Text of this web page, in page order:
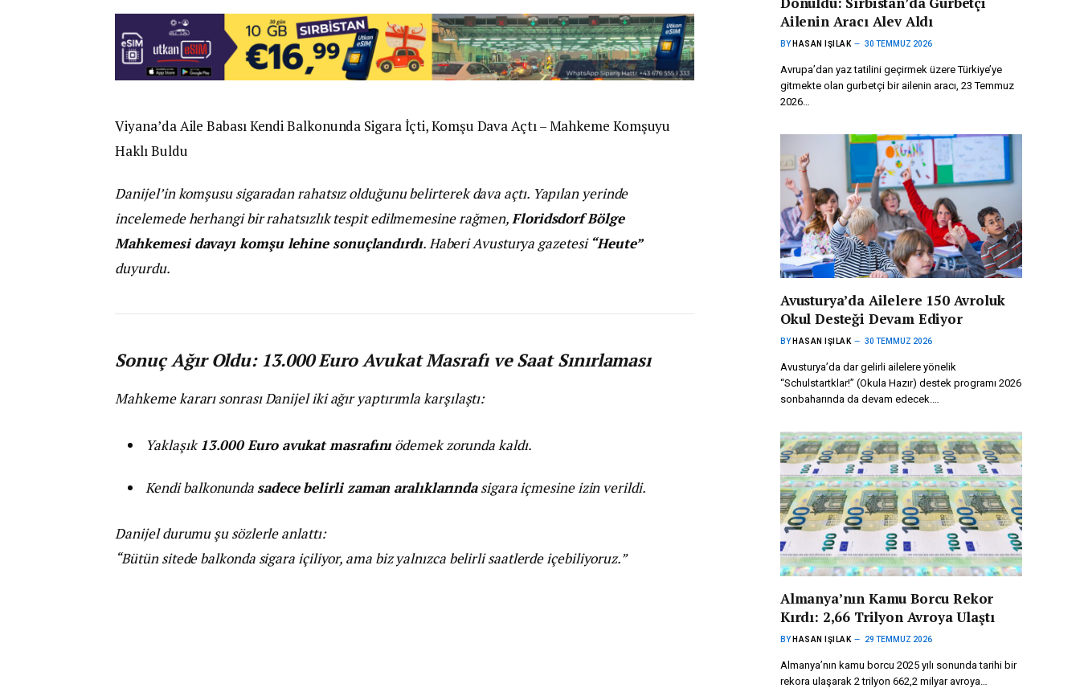
Viyana’da Aile Babası Kendi Balkonunda Sigara İçti, Komşu Dava Açtı – Mahkeme Komşuyu
Haklı Buldu
Danijel’in komşusu sigaradan rahatsız olduğunu belirterek dava açtı. Yapılan yerinde
incelemede herhangi bir rahatsızlık tespit edilmemesine rağmen,Floridsdorf Bölge
Mahkemesi davayı komşu lehine sonuçlandırdı. Haberi Avusturya gazetesi “Heute”
duyurdu.
Sonuç Ağır Oldu: 13.000 Euro Avukat Masrafı ve Saat Sınırlaması
Mahkeme kararı sonrası Danijel iki ağır yaptırımla karşılaştı:
Yaklaşık 13.000 Euro avukat masrafınıödemek zorunda kaldı.
Kendi balkonundasadece belirli zaman aralıklarındasigara içmesine izin verildi.
Danijel durumu şu sözlerle anlattı:
“Bütün sitede balkonda sigara içiliyor, ama biz yalnızca belirli saatlerde içebiliyoruz.”
Ailenin Aracı Alev Aldı
BY HASAN IŞILAK 30 TEMMUZ 2026
Avrupa’dan yaz tatilini geçirmek üzere Türkiye’ye
gitmekte olan gurbetçi bir ailenin aracı, 23 Temmuz
2026…
Avusturya’da Ailelere 150 Avroluk
Okul Desteği Devam Ediyor
BY HASAN IŞILAK 30 TEMMUZ 2026
Avusturya’da dar gelirli ailelere yönelik
“Schulstartklar!” (Okula Hazır) destek programı 2026
sonbaharında da devam edecek.…
Almanya’nın Kamu Borcu Rekor
Kırdı: 2,66 Trilyon Avroya Ulaştı
BY HASAN IŞILAK 29 TEMMUZ 2026
Almanya’nın kamu borcu 2025 yılı sonunda tarihi bir
rekora ulaşarak 2 trilyon 662,2 milyar avroya…